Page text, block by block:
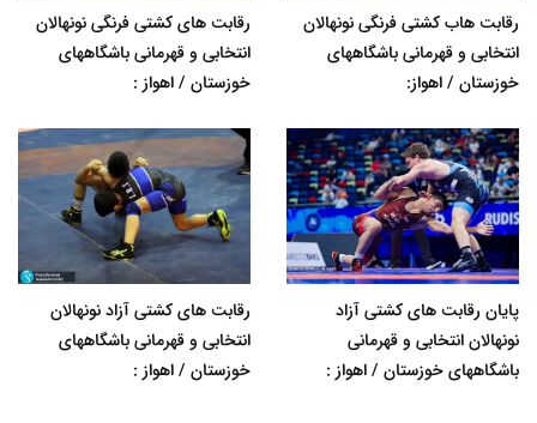
رقابت هاب کشتی فرنگی نونهالان
انتخابی و قهرمانی باشگاههای
خوزستان / اهواز:
رقابت های کشتی فرنگی نونهالان
انتخابی و قهرمانی باشگاههای
خوزستان / اهواز :
پایان رقابت های کشتی آزاد
نونهالان انتخابی و قهرمانی
باشگاههای خوزستان / اهواز :
رقابت های کشتی آزاد نونهالان
انتخابی و قهرمانی باشگاههای
خوزستان / اهواز :